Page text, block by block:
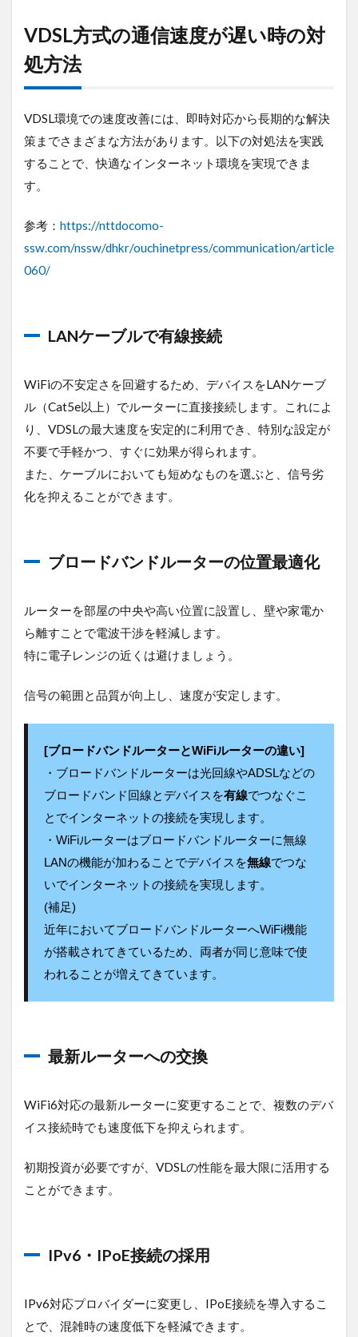
VDSL方式の通信速度が遅い時の対
処方法
VDSL環境での速度改善には、即時対応から長期的な解決
策までさまざまな方法があります。以下の対処法を実践
することで、快適なインターネット環境を実現できま
す。
参考： https://nttdocomo-
ssw.com/nssw/dhkr/ouchinetpress/communication/article
060/
LANケーブルで有線接続
WiFiの不安定さを回避するため、デバイスをLANケーブ
ル（Cat5e以上）でルーターに直接接続します。これによ
り、VDSLの最大速度を安定的に利用でき、特別な設定が
不要で手軽かつ、すぐに効果が得られます。
また、ケーブルにおいても短めなものを選ぶと、信号劣
化を抑えることができます。
ブロードバンドルーターの位置最適化
ルーターを部屋の中央や高い位置に設置し、壁や家電か
ら離すことで電波干渉を軽減します。
特に電子レンジの近くは避けましょう。
信号の範囲と品質が向上し、速度が安定します。
[ブロードバンドルーターとWiFiルーターの違い]
・ブロードバンドルーターは光回線やADSLなどの
ブロードバンド回線とデバイスを有線でつなぐこ
とでインターネットの接続を実現します。
・WiFiルーターはブロードバンドルーターに無線
LANの機能が加わることでデバイスを無線でつな
いでインターネットの接続を実現します。
(補足)
近年においてブロードバンドルーターへWiFi機能
が搭載されてきているため、両者が同じ意味で使
われることが増えてきています。
最新ルーターへの交換
WiFi6対応の最新ルーターに変更することで、複数のデバ
イス接続時でも速度低下を抑えられます。
初期投資が必要ですが、VDSLの性能を最大限に活用する
ことができます。
IPv6・IPoE接続の採用
IPv6対応プロバイダーに変更し、IPoE接続を導入するこ
とで、混雑時の速度低下を軽減できます。